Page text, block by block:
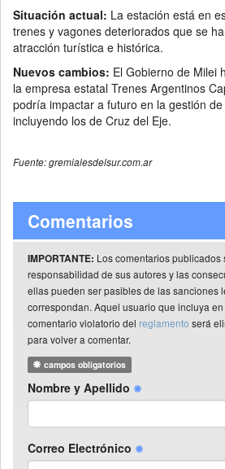
Situación actual: La estación está en
trenes y vagones deteriorados que se
atracción turística e histórica.
Nuevos cambios: El Gobierno de Milei
la empresa estatal Trenes Argentinos
podría impactar a futuro en la gestión
incluyendo los de Cruz del Eje.
Fuente: gremialesdelsur.com.ar
Comentarios
IMPORTANTE: Los comentarios publicados
responsabilidad de sus autores y las
ellas pueden ser pasibles de las sanciones
correspondan. Aquel usuario que incluya
comentario violatorio del reglamento será
para volver a comentar.
campos obligatorios
Nombre y Apellido
Correo Electrónico